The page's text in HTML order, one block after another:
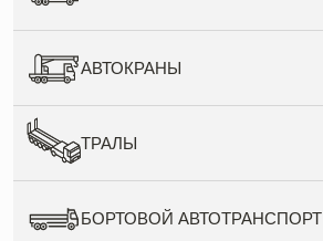
АВТОКРАНЫ
ТРАЛЫ
БОРТОВОЙ АВТОТРАНСПОРТ